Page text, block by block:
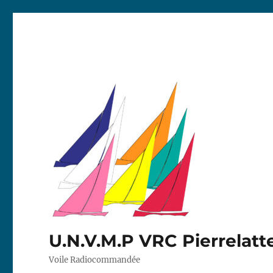
U.N.V.M.P VRC
Voile Radiocommandée